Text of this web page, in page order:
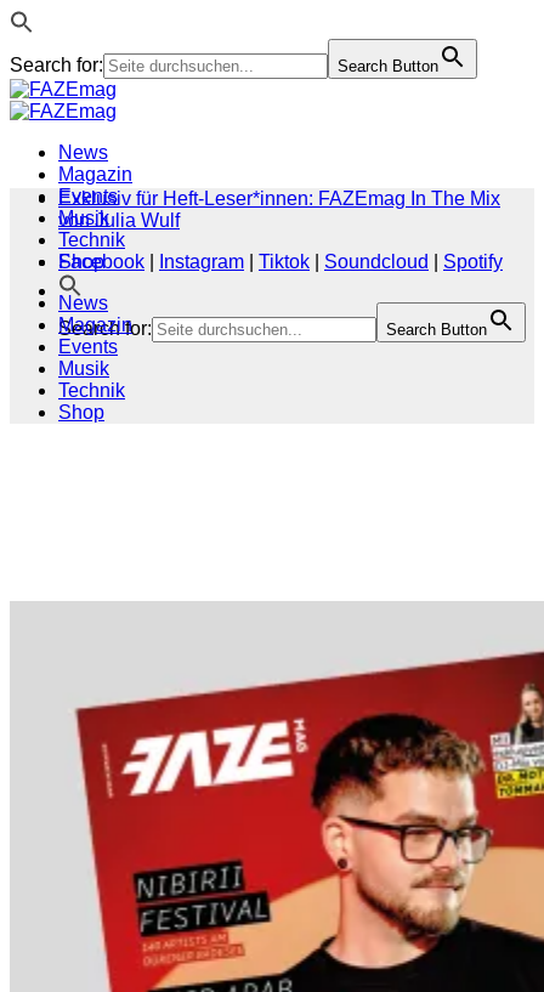
Search for: Search Button
Zum
Inhalt
News
Magazin
Events
Musik
Technik
Shop
Search for: Search Button
Exklusiv für Heft-Leser*innen: FAZEmag In The Mix
von Julia Wulf
Facebook
Instagram Tiktok Soundcloud
Spotify
News
Magazin
Events
Musik
Technik
Shop